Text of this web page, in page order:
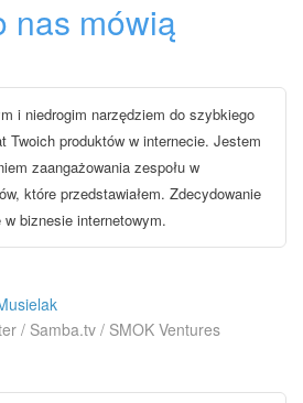
nas mówią
i niedrogim narzędziem do szybkiego
Twoich produktów w internecie. Jestem
zaangażowania zespołu w
które przedstawiałem. Zdecydowanie
biznesie internetowym.
/ Samba.tv / SMOK Ventures